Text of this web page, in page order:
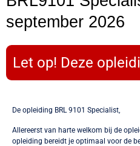
september 2026
Let op! Deze
De opleiding BRL 9101 Specialist,
Allereerst van harte welkom bij de
opleiding bereidt je optimaal voor de